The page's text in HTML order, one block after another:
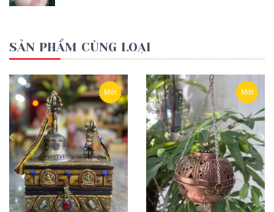
SẢN PHẨM CÙNG LOẠI
Mới Mới